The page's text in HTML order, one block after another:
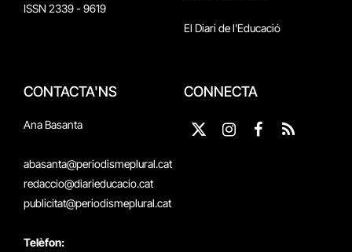
ISSN 2339 - 9619
El Diari de l'Educació
CONTACTA'NS
Ana Basanta
abasanta@periodismeplural.cat
redaccio@diarieducacio.cat
publicitat@periodismeplural.cat
Telèfon:
CONNECTA
X
Instagram
Facebook
RSS